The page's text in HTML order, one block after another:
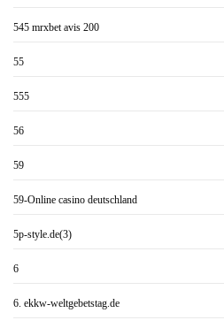
545 mrxbet avis 200
55
555
56
59
59-Online casino deutschland
5p-style.de(3)
6
6. ekkw-weltgebetstag.de